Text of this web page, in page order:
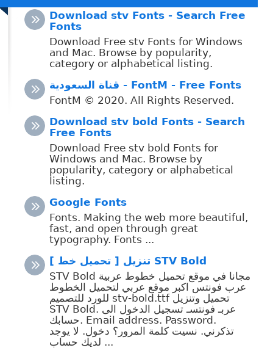
Download stv Fonts - Search Free
Fonts
Download Free stv Fonts for Windows
and Mac. Browse by popularity,
category or alphabetical listing.
قناة السعودية - FontM - Free Fonts
FontM © 2020. All Rights Reserved.
Download stv bold Fonts - Search
Free Fonts
Download Free stv bold Fonts for
Windows and Mac. Browse by
popularity, category or alphabetical
listing.
Google Fonts
Fonts. Making the web more beautiful,
fast, and open through great
typography. Fonts ...
[ تحميل خط ] تنزيل STV Bold
STV Bold مجانا في موقع تحميل خطوط عربية
عرب فونتس اكبر موقع عربي لتحميل الخطوط
للورد للتصميم stv-bold.ttf تحميل وتنزيل
STV Bold. عربـ فونتسـ تسجيل الدخول الى
حسابك. Email address. Password.
تذكرني. نسيت كلمة المرور؟ دخول. لا يوجد
لديك حساب ...